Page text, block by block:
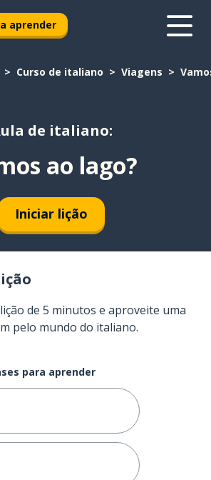
aprender
Curso de italiano Viagens
de italiano:
ao lago?
Iniciar lição
de 5 minutos e aproveite uma
pelo mundo do italiano.
para aprender